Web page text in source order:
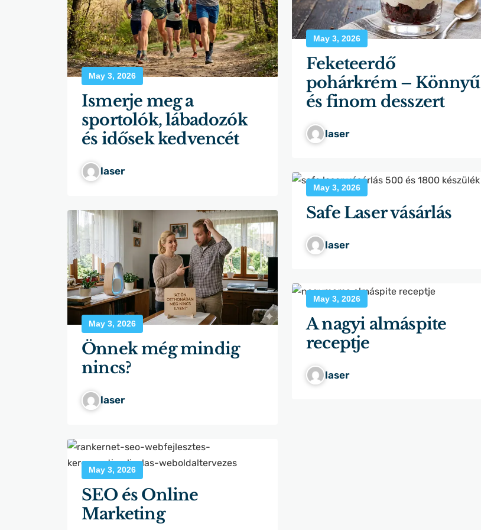
May 3, 2026
Ismerje meg a
sportolók, lábadozók
és idősek kedvencét
laser
May 3, 2026
Feketeerdő
pohárkrém – Könnyű
és finom desszert
laser
May 3, 2026
Önnek még mindig
nincs?
laser
May 3, 2026
Safe Laser vásárlás
laser
May 3, 2026
SEO és Online
Marketing
May 3, 2026
A nagyi almáspite
receptje
laser